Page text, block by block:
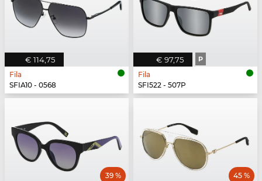
€ 114,75
Fila
SFIA10 - 0568
€ 97,75 P
Fila
SFI522 - 507P
39 % 45 %